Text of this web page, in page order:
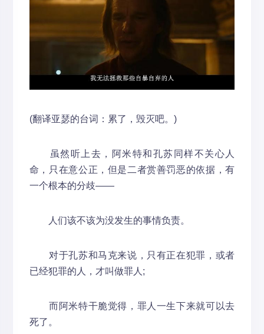
(翻译亚瑟的台词：累了，毁灭吧。)
虽然听上去，阿米特和孔苏同样不关心人
命，只在意公正，但是二者赏善罚恶的依据，有
一个根本的分歧——
人们该不该为没发生的事情负责。
对于孔苏和马克来说，只有正在犯罪，或者
已经犯罪的人，才叫做罪人;
而阿米特干脆觉得，罪人一生下来就可以去
死了。